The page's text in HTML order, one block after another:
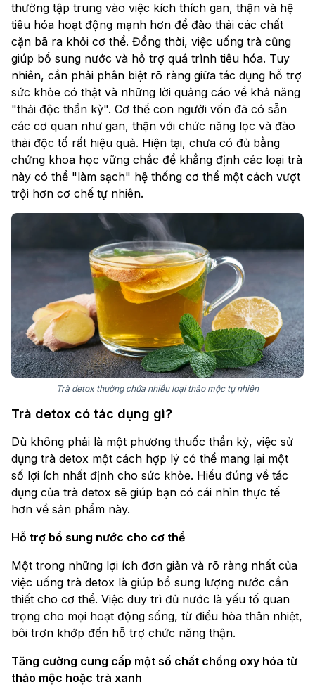
thường tập trung vào việc kích thích gan, thận và hệ
tiêu hóa hoạt động mạnh hơn để đào thải các chất
cặn bã ra khỏi cơ thể. Đồng thời, việc uống trà cũng
giúp bổ sung nước và hỗ trợ quá trình tiêu hóa. Tuy
nhiên, cần phải phân biệt rõ ràng giữa tác dụng hỗ trợ
sức khỏe có thật và những lời quảng cáo về khả năng
"thải độc thần kỳ". Cơ thể con người vốn đã có sẵn
các cơ quan như gan, thận với chức năng lọc và đào
thải độc tố rất hiệu quả. Hiện tại, chưa có đủ bằng
chứng khoa học vững chắc để khẳng định các loại trà
này có thể "làm sạch" hệ thống cơ thể một cách vượt
trội hơn cơ chế tự nhiên.
Trà detox thường chứa nhiều loại thảo mộc tự nhiên
Trà detox có tác dụng gì?
Dù không phải là một phương thuốc thần kỳ, việc sử
dụng trà detox một cách hợp lý có thể mang lại một
số lợi ích nhất định cho sức khỏe. Hiểu đúng về tác
dụng của trà detox sẽ giúp bạn có cái nhìn thực tế
hơn về sản phẩm này.
Hỗ trợ bổ sung nước cho cơ thể
Một trong những lợi ích đơn giản và rõ ràng nhất của
việc uống trà detox là giúp bổ sung lượng nước cần
thiết cho cơ thể. Việc duy trì đủ nước là yếu tố quan
trọng cho mọi hoạt động sống, từ điều hòa thân nhiệt,
bôi trơn khớp đến hỗ trợ chức năng thận.
Tăng cường cung cấp một số chất chống oxy hóa từ
thảo mộc hoặc trà xanh